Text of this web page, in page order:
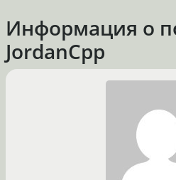
Информация о
JordanCpp